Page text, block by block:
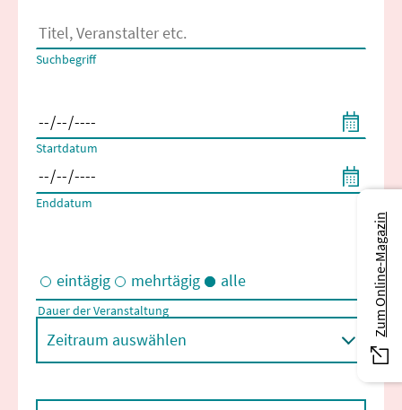
Es erscheinen Suchvorschläge, wenn mindestens 2 Zeichen
Suchbegriff
Startdatum
Enddatum
Eintägige und/oder mehrtägige Veranstaltungen
eintägig mehrtägig alle
Dauer der Veranstaltung
Zeitraum auswählen
Zum Online-Magazin